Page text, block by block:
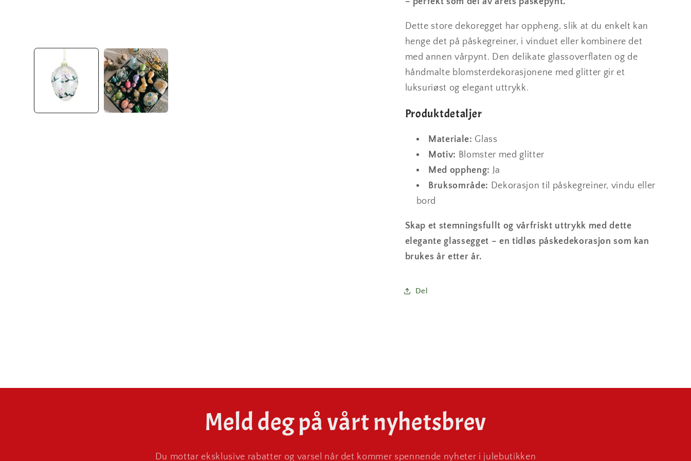
Dette store dekoregget har oppheng, slik at du enkelt kan
henge det på påskegreiner, i vinduet eller kombinere det
med annen vårpynt. Den delikate glassoverflaten og de
håndmalte blomsterdekorasjonene med glitter gir et
luksuriøst og elegant uttrykk.
Produktdetaljer
Materiale: Glass
Motiv: Blomster med glitter
Med oppheng: Ja
Bruksområde: Dekorasjon til påskegreiner, vindu eller
bord
Skap et stemningsfullt og vårfriskt uttrykk med dette
elegante glassegget – en tidløs påskedekorasjon som kan
brukes år etter år.
Del
Meld deg på vårt nyhetsbrev
Du mottar eksklusive rabatter og varsel når det kommer spennende nyheter i julebutikken